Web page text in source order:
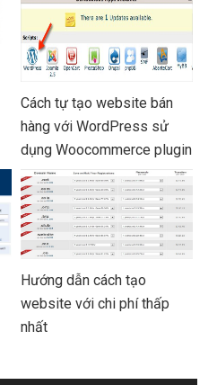
Cách tự tạo website bán
hàng với WordPress sử
dụng Woocommerce plugin
Hướng dẫn cách tạo
website với chi phí thấp
nhất